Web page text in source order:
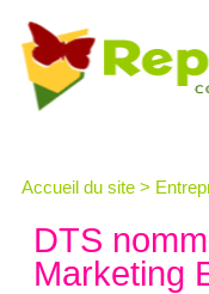
Accueil du site >
DTS
Marketing